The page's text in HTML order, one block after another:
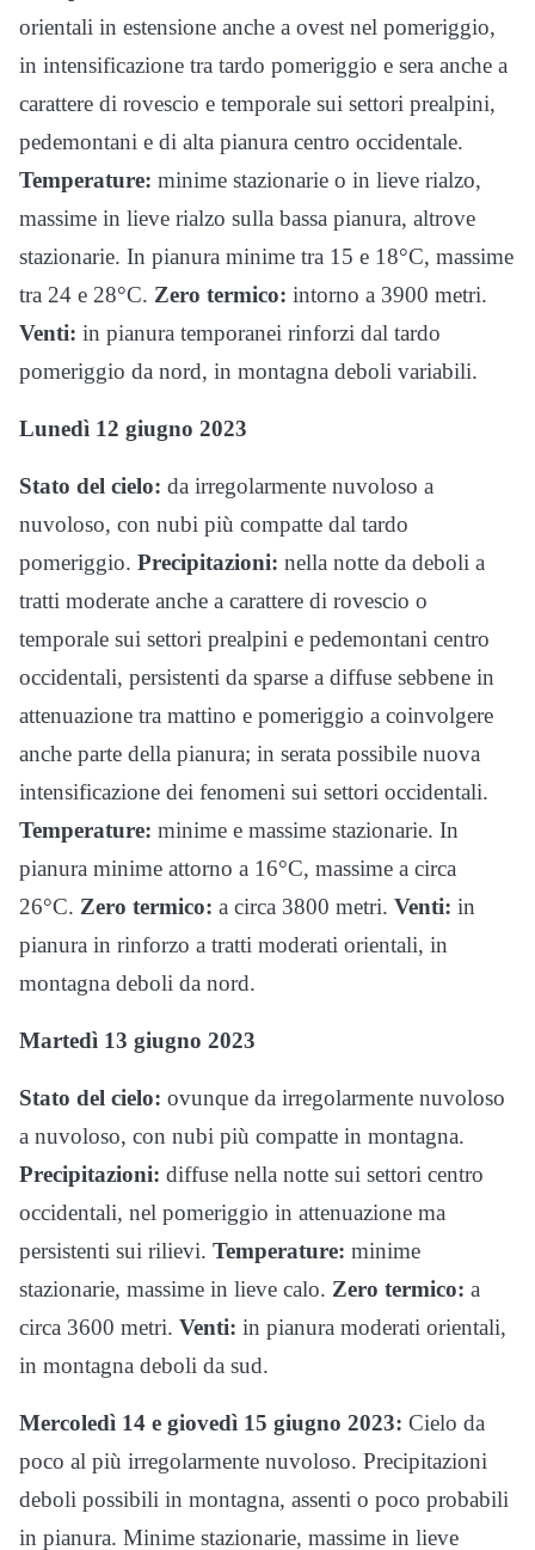
orientali in estensione anche a ovest nel pomeriggio,
in intensificazione tra tardo pomeriggio e sera anche a
carattere di rovescio e temporale sui settori prealpini,
pedemontani e di alta pianura centro occidentale.
Temperature: minime stazionarie o in lieve rialzo,
massime in lieve rialzo sulla bassa pianura, altrove
stazionarie. In pianura minime tra 15 e 18°C, massime
tra 24 e 28°C. Zero termico: intorno a 3900 metri.
Venti: in pianura temporanei rinforzi dal tardo
pomeriggio da nord, in montagna deboli variabili.
Lunedì 12 giugno 2023
Stato del cielo: da irregolarmente nuvoloso a
nuvoloso, con nubi più compatte dal tardo
pomeriggio. Precipitazioni: nella notte da deboli a
tratti moderate anche a carattere di rovescio o
temporale sui settori prealpini e pedemontani centro
occidentali, persistenti da sparse a diffuse sebbene in
attenuazione tra mattino e pomeriggio a coinvolgere
anche parte della pianura; in serata possibile nuova
intensificazione dei fenomeni sui settori occidentali.
Temperature: minime e massime stazionarie. In
pianura minime attorno a 16°C, massime a circa
26°C. Zero termico: a circa 3800 metri. Venti: in
pianura in rinforzo a tratti moderati orientali, in
montagna deboli da nord.
Martedì 13 giugno 2023
Stato del cielo: ovunque da irregolarmente nuvoloso
a nuvoloso, con nubi più compatte in montagna.
Precipitazioni: diffuse nella notte sui settori centro
occidentali, nel pomeriggio in attenuazione ma
persistenti sui rilievi. Temperature: minime
stazionarie, massime in lieve calo. Zero termico: a
circa 3600 metri. Venti: in pianura moderati orientali,
in montagna deboli da sud.
Mercoledì 14 e giovedì 15 giugno 2023: Cielo da
poco al più irregolarmente nuvoloso. Precipitazioni
deboli possibili in montagna, assenti o poco probabili
in pianura. Minime stazionarie, massime in lieve